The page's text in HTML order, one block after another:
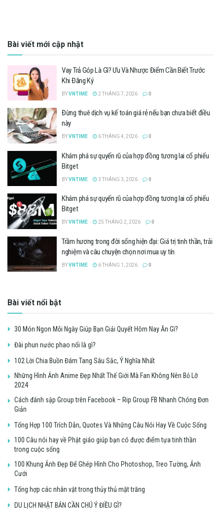
Bài viết mới cập nhật
Vay Trả Góp Là Gì? Ưu Và Nhược Điểm Cần Biết Trước
Khi Đăng Ký
BYVNTIME 2 THÁNG 7, 2026 0
Đừng thuê dịch vụ kế toán giá rẻ nếu bạn chưa biết điều
này
BYVNTIME 6 THÁNG 4, 2026 0
Khám phá sự quyến rũ của hợp đồng tương lai cổ phiếu
Bitget
BYVNTIME 3 THÁNG 3, 2026 0
Khám phá sự quyến rũ của hợp đồng tương lai cổ phiếu
Bitget
BYVNTIME 25 THÁNG 2, 2026 0
Trầm hương trong đời sống hiện đại: Giá trị tinh thần, trải
nghiệm và câu chuyện chọn nơi mua uy tín
BYVNTIME 6 THÁNG 1, 2026 0
Bài viết nổi bật
30 Món Ngon Mỗi Ngày Giúp Bạn Giải Quyết Hôm Nay Ăn Gì?
Đài phun nước phao nổi là gì?
102 Lời Chia Buồn Đám Tang Sâu Sắc, Ý Nghĩa Nhất
Những Hình Ảnh Anime Đẹp Nhất Thế Giới Mà Fan Không Nên Bỏ Lỡ
2024
Cách đánh sập Group trên Facebook – Rip Group FB Nhanh Chóng Đơn
Giản
Tổng Hợp 100 Trích Dẫn, Quotes Và Những Câu Nói Hay Về Cuộc Sống
100 Câu nói hay về Phật giáo giúp bạn có được điểm tựa tinh thần
trong cuộc sống
100 Khung Ảnh Đẹp Để Ghép Hình Cho Photoshop, Treo Tường, Ảnh
Cưới
Tổng hợp các nhân vật trong thủy thủ mặt trăng
DU LỊCH NHẬT BẢN CẦN CHÚ Ý ĐIỀU GÌ?